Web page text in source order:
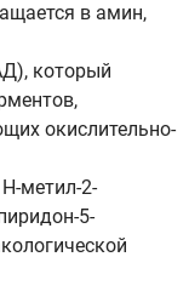
в амин,
который
окислительно-
метил-2-
5-